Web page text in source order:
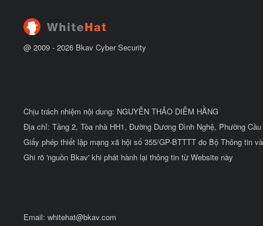
@ 2009 - 2026 Bkav Cyber Security
Chịu trách nhiệm nội dung: NGUYỄN THẢO DIỄM HẰNG
Địa chỉ: Tầng 2, Tòa nhà HH1, Đường Dương Đình Nghệ, Phường
Giấy phép thiết lập mạng xã hội số 355/GP-BTTTT do Bộ Thông tin
Ghi rõ 'nguồn Bkav' khi phát hành lại thông tin từ Website này
Email: whitehat@bkav.com